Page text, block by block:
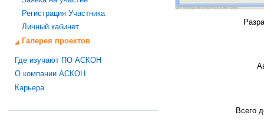
Регистрация Участника
Личный кабинет
Галерея проектов
Где изучают ПО АСКОН
О компании АСКОН
Карьера
Всего